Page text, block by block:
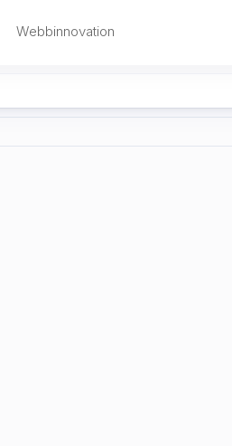
Webbinnovation